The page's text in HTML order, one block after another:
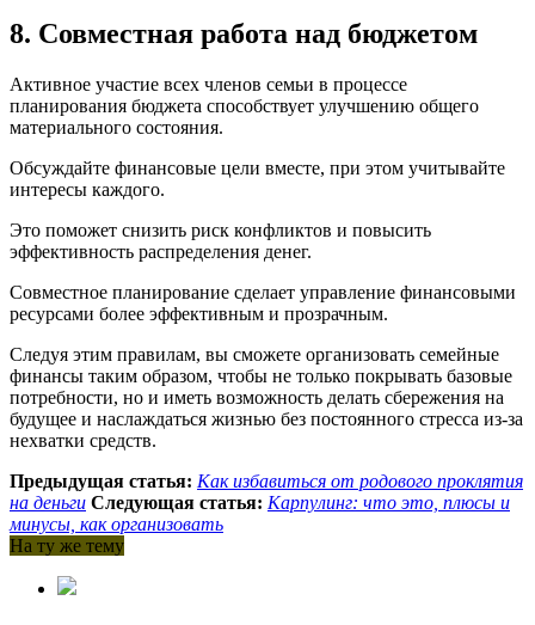
8. Совместная работа над бюджетом
Активное участие всех членов семьи в процессе
планирования бюджета способствует улучшению общего
материального состояния.
Обсуждайте финансовые цели вместе, при этом учитывайте
интересы каждого.
Это поможет снизить риск конфликтов и повысить
эффективность распределения денег.
Совместное планирование сделает управление финансовыми
ресурсами более эффективным и прозрачным.
Следуя этим правилам, вы сможете организовать семейные
финансы таким образом, чтобы не только покрывать базовые
потребности, но и иметь возможность делать сбережения на
будущее и наслаждаться жизнью без постоянного стресса из-за
нехватки средств.
Предыдущая статья: Как избавиться от родового проклятия
на деньги Следующая статья: Карпулинг: что это, плюсы и
минусы, как организовать
На ту же тему